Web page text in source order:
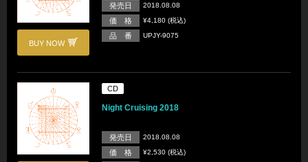
BUY NOW
発売日 2018.08.08
価 格 ¥4,180 (税込)
品 番 UPJY-9075
CD
Night Cruising 2018
発売日 2018.08.08
価 格 ¥2,530 (税込)